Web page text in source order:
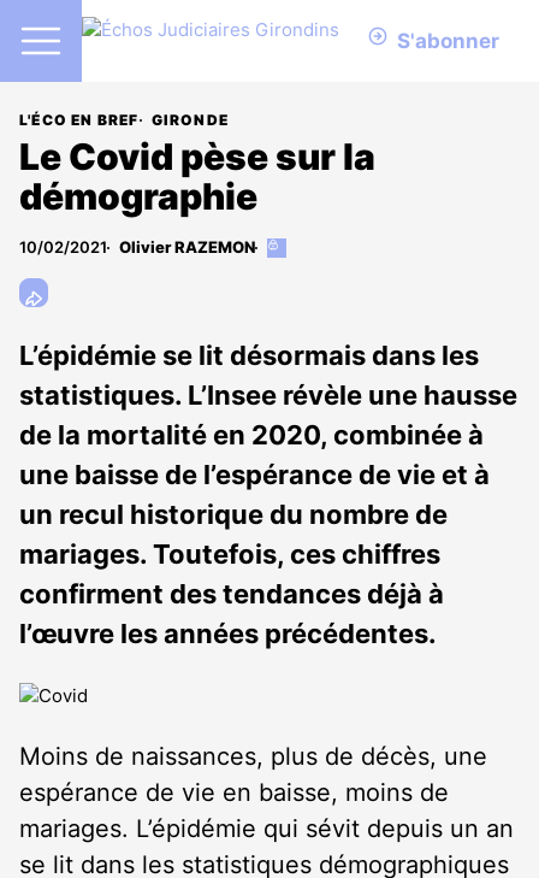
S'abonner
L'ÉCO EN BREF GIRONDE
Le Covid pèse sur la
démographie
10/02/2021 Olivier RAZEMON
Cet
abonnés
L’épidémie se lit désormais dans les
statistiques. L’Insee révèle une hausse
de la mortalité en 2020, combinée à
une baisse de l’espérance de vie et à
un recul historique du nombre de
mariages. Toutefois, ces chiffres
confirment des tendances déjà à
l’œuvre les années précédentes.
Moins de naissances, plus de décès, une
espérance de vie en baisse, moins de
mariages. L’épidémie qui sévit depuis un an
se lit dans les statistiques démographiques